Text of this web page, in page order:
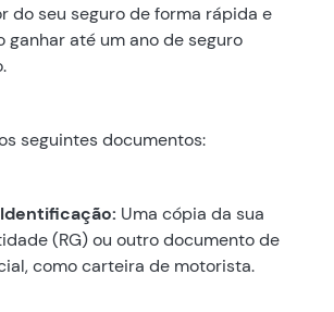
do seu seguro de forma rápida e
ganhar até um ano de seguro
seguintes documentos:
Uma cópia da sua
(RG) ou outro documento de
como carteira de motorista.